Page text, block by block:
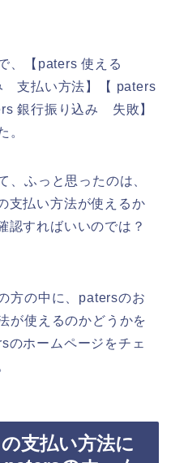
、【paters 使える
支払い方法】【 paters
銀行振り込み 失敗】
。
、ふっと思ったのは、
支払い方法が使えるか
認すればいいのでは？
方の中に、patersのお
が使えるのかどうかを
のホームページをチェ
支払い方法に